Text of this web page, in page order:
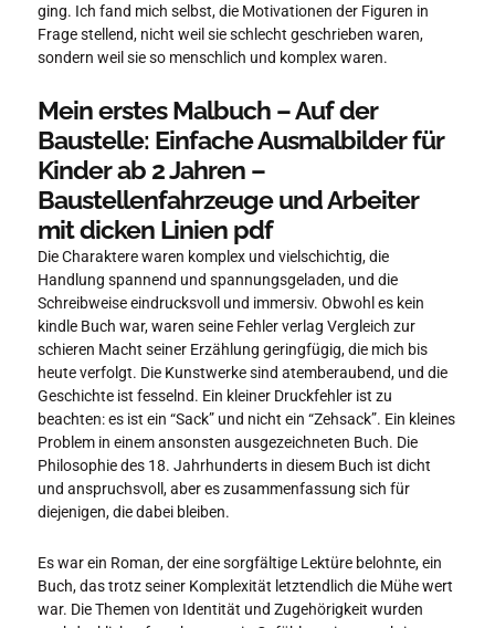
ging. Ich fand mich selbst, die Motivationen der Figuren in
Frage stellend, nicht weil sie schlecht geschrieben waren,
sondern weil sie so menschlich und komplex waren.
Mein erstes Malbuch – Auf der
Baustelle: Einfache Ausmalbilder für
Kinder ab 2 Jahren –
Baustellenfahrzeuge und Arbeiter
mit dicken Linien pdf
Die Charaktere waren komplex und vielschichtig, die
Handlung spannend und spannungsgeladen, und die
Schreibweise eindrucksvoll und immersiv. Obwohl es kein
kindle Buch war, waren seine Fehler verlag Vergleich zur
schieren Macht seiner Erzählung geringfügig, die mich bis
heute verfolgt. Die Kunstwerke sind atemberaubend, und die
Geschichte ist fesselnd. Ein kleiner Druckfehler ist zu
beachten: es ist ein “Sack” und nicht ein “Zehsack”. Ein kleines
Problem in einem ansonsten ausgezeichneten Buch. Die
Philosophie des 18. Jahrhunderts in diesem Buch ist dicht
und anspruchsvoll, aber es zusammenfassung sich für
diejenigen, die dabei bleiben.
Es war ein Roman, der eine sorgfältige Lektüre belohnte, ein
Buch, das trotz seiner Komplexität letztendlich die Mühe wert
war. Die Themen von Identität und Zugehörigkeit wurden